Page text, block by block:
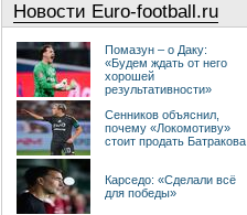
Новости Euro-football.ru
Помазун – о Даку:
«Будем ждать от него
хорошей
результативности»
Сенников объяснил,
почему «Локомотиву»
стоит продать Батракова
Карседо: «Сделали всё
для победы»